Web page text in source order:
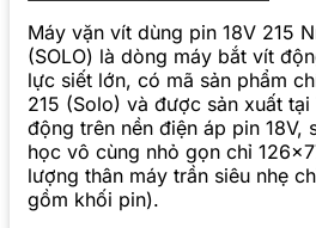
Máy vặn vít dùng pin 18V 215
(SOLO) là dòng máy bắt vít
lực siết lớn, có mã sản phẩm
215 (Solo) và được sản xuất
động trên nền điện áp pin 18V,
học vô cùng nhỏ gọn chỉ
lượng thân máy trần siêu nhẹ
gồm khối pin).